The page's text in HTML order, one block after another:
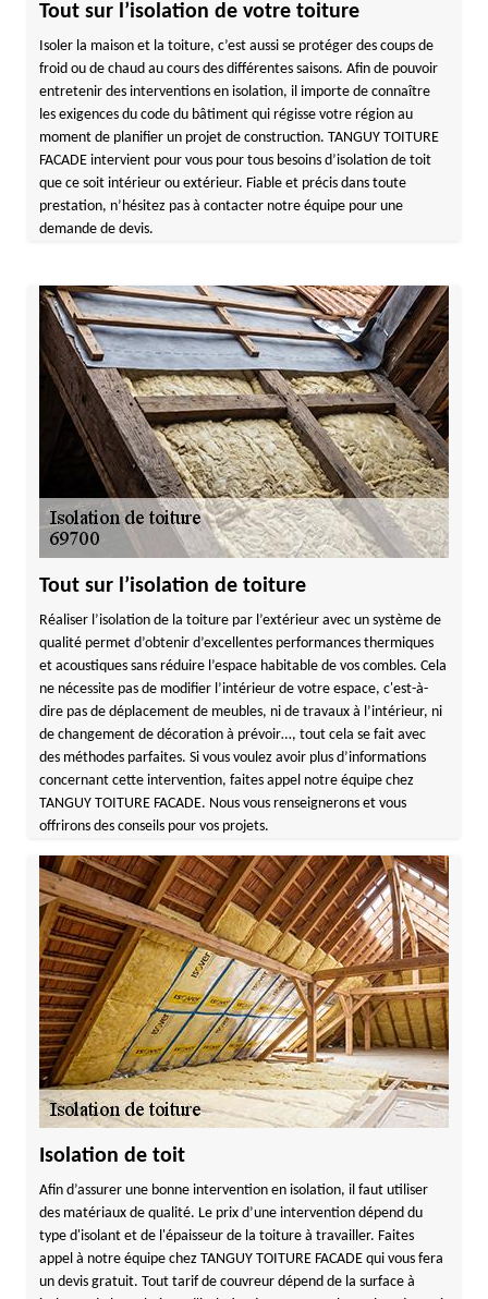
Tout sur l’isolation de votre toiture
Isoler la maison et la toiture, c’est aussi se protéger des coups de
froid ou de chaud au cours des différentes saisons. Afin de pouvoir
entretenir des interventions en isolation, il importe de connaître
les exigences du code du bâtiment qui régisse votre région au
moment de planifier un projet de construction. TANGUY TOITURE
FACADE intervient pour vous pour tous besoins d’isolation de toit
que ce soit intérieur ou extérieur. Fiable et précis dans toute
prestation, n’hésitez pas à contacter notre équipe pour une
demande de devis.
Tout sur l’isolation de toiture
Réaliser l’isolation de la toiture par l’extérieur avec un système de
qualité permet d’obtenir d’excellentes performances thermiques
et acoustiques sans réduire l’espace habitable de vos combles. Cela
ne nécessite pas de modifier l’intérieur de votre espace, c'est-à-
dire pas de déplacement de meubles, ni de travaux à l’intérieur, ni
de changement de décoration à prévoir…, tout cela se fait avec
des méthodes parfaites. Si vous voulez avoir plus d’informations
concernant cette intervention, faites appel notre équipe chez
TANGUY TOITURE FACADE. Nous vous renseignerons et vous
offrirons des conseils pour vos projets.
Isolation de toit
Afin d’assurer une bonne intervention en isolation, il faut utiliser
des matériaux de qualité. Le prix d’une intervention dépend du
type d'isolant et de l'épaisseur de la toiture à travailler. Faites
appel à notre équipe chez TANGUY TOITURE FACADE qui vous fera
un devis gratuit. Tout tarif de couvreur dépend de la surface à